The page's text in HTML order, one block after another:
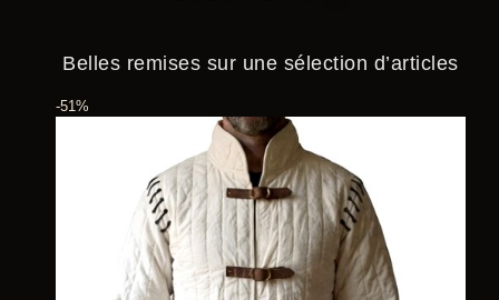
Belles remises sur une sélection d’articles
-51%